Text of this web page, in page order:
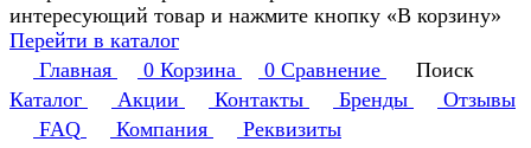
интересующий товар и нажмите кнопку «В корзину»
Перейти в каталог
Главная
0 Корзина 0 Сравнение
Поиск
Каталог
Акции Контакты Бренды
Отзывы
FAQ
Компания Реквизиты